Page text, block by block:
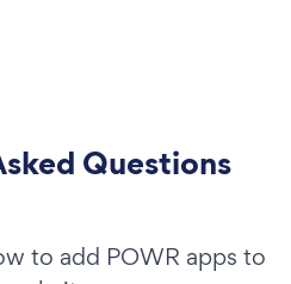
Questions
to add POWR apps to